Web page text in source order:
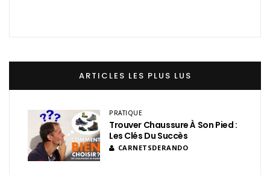
ARTICLES LES PLUS LUS
PRATIQUE
Trouver Chaussure À Son Pied :
Les Clés Du Succès
CARNETSDERANDO